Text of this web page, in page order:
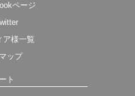
ページ
ア様一覧
ップ
ト